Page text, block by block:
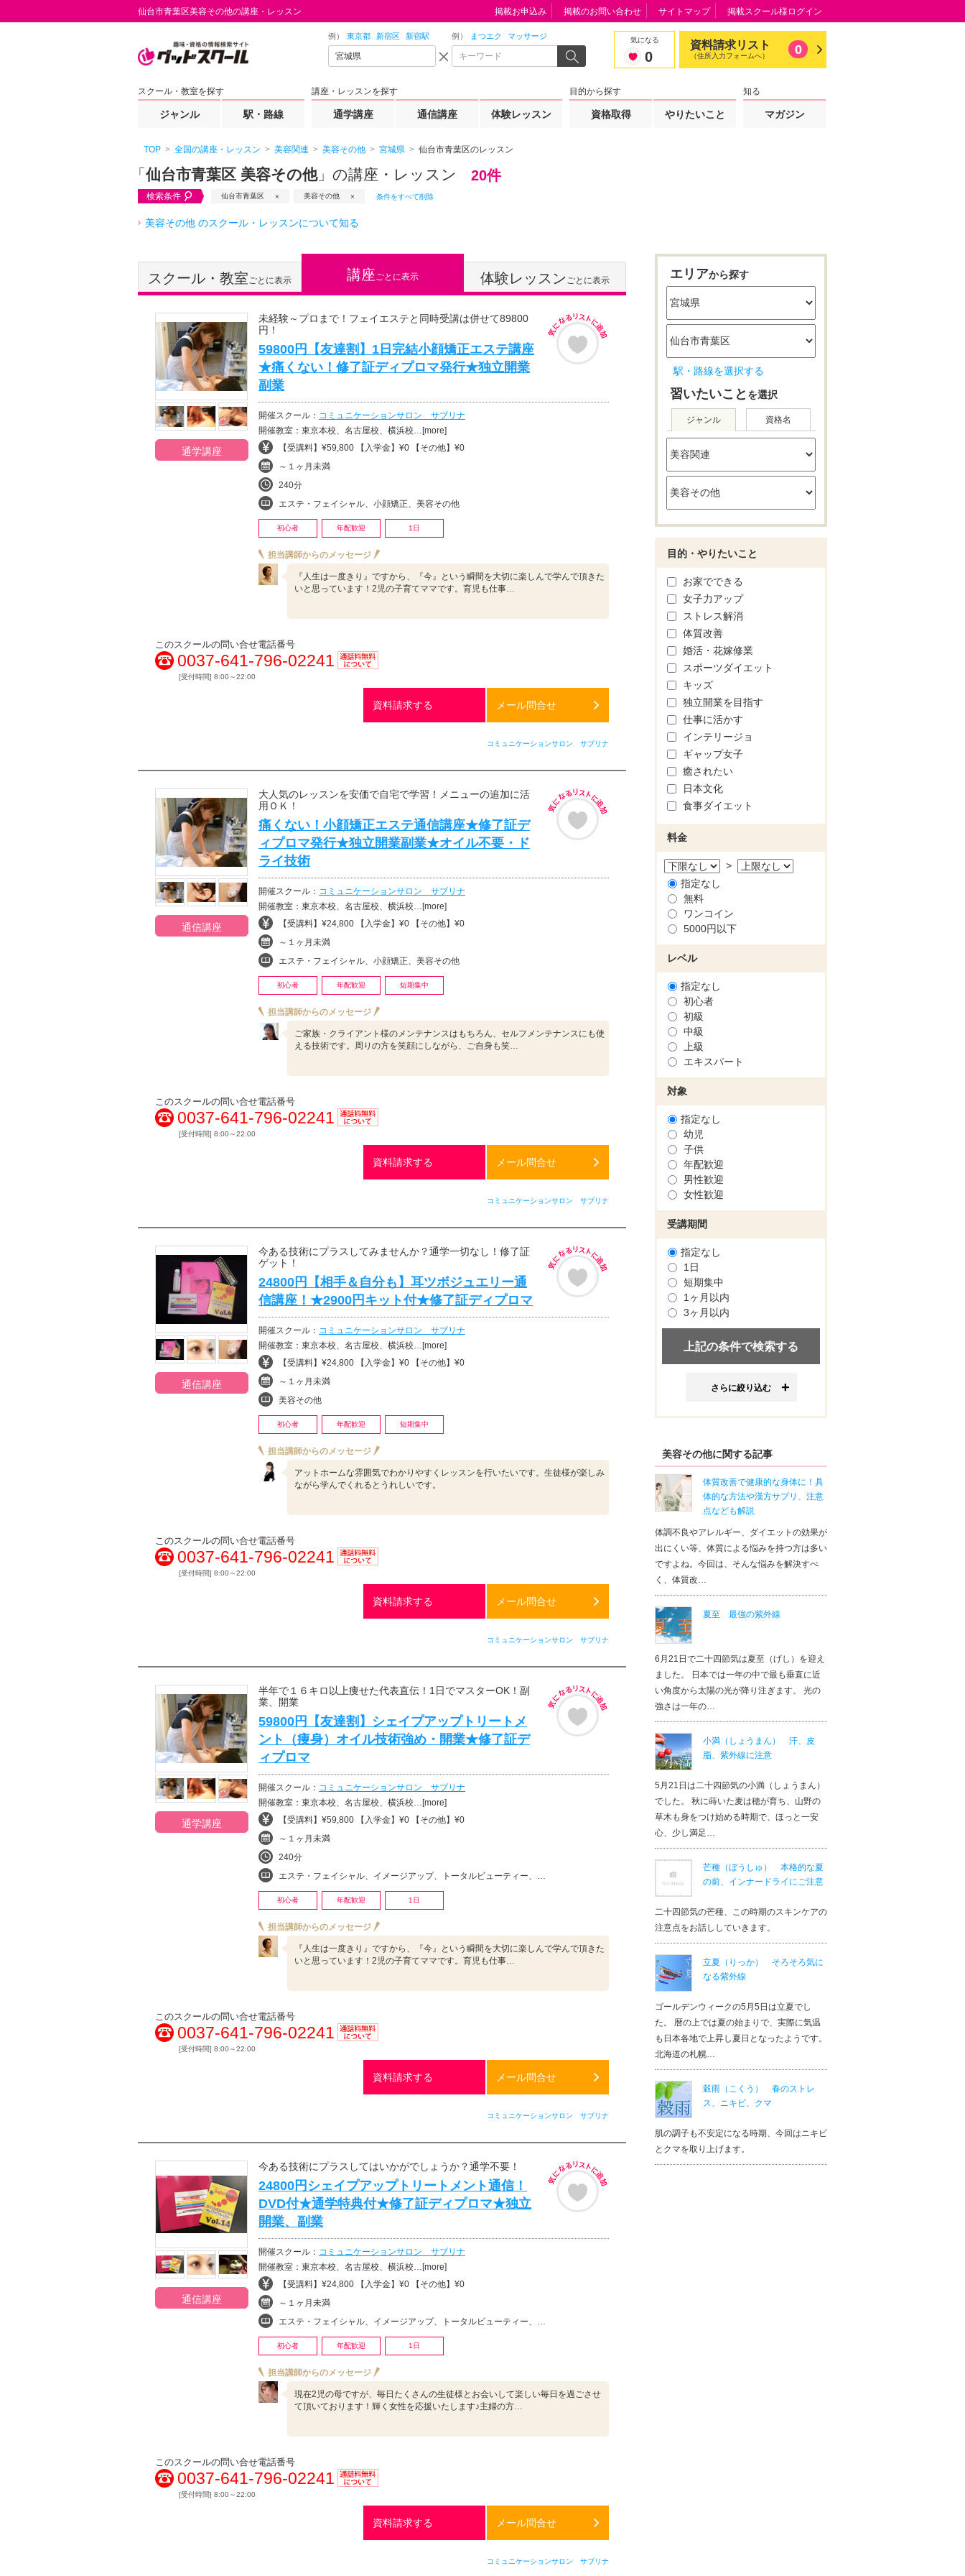
仙台市青葉区美容その他の講座・レッスン
例） 東京都 新宿区 新宿駅 例） まつエク マッサージ 気になる
0
資料請求リスト
（住所入力フォームへ） 0
スクール・教室を探す
ジャンル 駅・路線
講座・レッスンを探す
通学講座 通信講座 体験レッスン
目的から探す
資格取得 やりたいこと
知る
マガジン
掲載お申込み 掲載のお問い合わせ サイトマップ 掲載スクール様ログイン
TOP 全国の講座・レッスン 美容関連 美容その他 宮城県 仙台市青葉区のレッスン
「仙台市青葉区 美容その他」の講座・レッスン 20件
検索条件 仙台市青葉区 美容その他 条件をすべて削除
美容その他 のスクール・レッスンについて知る
スクール・教室ごとに表示 講座ごとに表示 体験レッスンごとに表示
通学講座
未経験～プロまで！フェイエステと同時受講は併せて89800
円！
59800円【友達割】1日完結小顔矯正エステ講座
★痛くない！修了証ディプロマ発行★独立開業
副業
開催スクール： コミュニケーションサロン サブリナ
開催教室：東京本校、名古屋校、横浜校…[more]
【受講料】¥59,800 【入学金】¥0 【その他】¥0
～１ヶ月未満
240分
エステ・フェイシャル、小顔矯正、美容その他
初心者 年配歓迎 1日
担当講師からのメッセージ
『人生は一度きり』ですから、『今』という瞬間を大切に楽しんで学んで頂きた
いと思っています！2児の子育てママです。育児も仕事…
このスクールの問い合せ電話番号
0037-641-796-02241
無料
[受付時間] 8:00～22:00
資料請求する メール問合せ
コミュニケーションサロン サブリナ
通信講座
大人気のレッスンを安価で自宅で学習！メニューの追加に活
用ＯＫ！
痛くない！小顔矯正エステ通信講座★修了証デ
ィプロマ発行★独立開業副業★オイル不要・ド
ライ技術
開催スクール： コミュニケーションサロン サブリナ
開催教室：東京本校、名古屋校、横浜校…[more]
【受講料】¥24,800 【入学金】¥0 【その他】¥0
～１ヶ月未満
エステ・フェイシャル、小顔矯正、美容その他
初心者 年配歓迎 短期集中
担当講師からのメッセージ
ご家族・クライアント様のメンテナンスはもちろん、セルフメンテナンスにも使
える技術です。周りの方を笑顔にしながら、ご自身も笑…
このスクールの問い合せ電話番号
0037-641-796-02241
無料
[受付時間] 8:00～22:00
資料請求する メール問合せ
コミュニケーションサロン サブリナ
通信講座
今ある技術にプラスしてみませんか？通学一切なし！修了証
ゲット！
24800円【相手＆自分も】耳ツボジュエリー通
信講座！★2900円キット付★修了証ディプロマ
開催スクール： コミュニケーションサロン サブリナ
開催教室：東京本校、名古屋校、横浜校…[more]
【受講料】¥24,800 【入学金】¥0 【その他】¥0
～１ヶ月未満
美容その他
初心者 年配歓迎 短期集中
担当講師からのメッセージ
アットホームな雰囲気でわかりやすくレッスンを行いたいです。生徒様が楽しみ
ながら学んでくれるとうれしいです。
このスクールの問い合せ電話番号
0037-641-796-02241
無料
[受付時間] 8:00～22:00
資料請求する メール問合せ
コミュニケーションサロン サブリナ
通学講座
半年で１６キロ以上痩せた代表直伝！1日でマスターOK！副
業、開業
59800円【友達割】シェイプアップトリートメ
ント（痩身）オイル技術強め・開業★修了証デ
ィプロマ
開催スクール： コミュニケーションサロン サブリナ
開催教室：東京本校、名古屋校、横浜校…[more]
【受講料】¥59,800 【入学金】¥0 【その他】¥0
～１ヶ月未満
240分
エステ・フェイシャル、イメージアップ、トータルビューティー、美容その他
初心者 年配歓迎 1日
担当講師からのメッセージ
『人生は一度きり』ですから、『今』という瞬間を大切に楽しんで学んで頂きた
いと思っています！2児の子育てママです。育児も仕事…
このスクールの問い合せ電話番号
0037-641-796-02241
無料
[受付時間] 8:00～22:00
資料請求する メール問合せ
コミュニケーションサロン サブリナ
通信講座
今ある技術にプラスしてはいかがでしょうか？通学不要！
24800円シェイプアップトリートメント通信！
DVD付★通学特典付★修了証ディプロマ★独立
開業、副業
開催スクール： コミュニケーションサロン サブリナ
開催教室：東京本校、名古屋校、横浜校…[more]
【受講料】¥24,800 【入学金】¥0 【その他】¥0
～１ヶ月未満
エステ・フェイシャル、イメージアップ、トータルビューティー、美容その他
初心者 年配歓迎 1日
担当講師からのメッセージ
現在2児の母ですが、毎日たくさんの生徒様とお会いして楽しい毎日を過ごさせ
て頂いております！輝く女性を応援いたします♪主婦の方…
このスクールの問い合せ電話番号
0037-641-796-02241
無料
[受付時間] 8:00～22:00
資料請求する メール問合せ
コミュニケーションサロン サブリナ
エリアから探す
駅・路線を選択する
習いたいこと を選択
ジャンル 資格名
目的・やりたいこと
お家でできる
女子力アップ
ストレス解消
体質改善
婚活・花嫁修業
スポーツダイエット
キッズ
独立開業を目指す
仕事に活かす
インテリージョ
ギャップ女子
癒されたい
日本文化
食事ダイエット
料金
>
指定なし
無料
ワンコイン
5000円以下
レベル
指定なし
初心者
初級
中級
上級
エキスパート
対象
指定なし
幼児
子供
年配歓迎
男性歓迎
女性歓迎
受講期間
指定なし
1日
短期集中
1ヶ月以内
3ヶ月以内
さらに絞り込む
美容その他に関する記事
体質改善で健康的な身体に！具
体的な方法や漢方サプリ、注意
点なども解説
体調不良やアレルギー、ダイエットの効果が
出にくい等、体質による悩みを持つ方は多い
ですよね。今回は、そんな悩みを解決すべ
く、体質改…
夏至 最強の紫外線
6月21日で二十四節気は夏至（げし）を迎え
ました。 日本では一年の中で最も垂直に近
い角度から太陽の光が降り注ぎます。 光の
強さは一年の…
小満（しょうまん） 汗、皮
脂、紫外線に注意
5月21日は二十四節気の小満（しょうまん）
でした。 秋に蒔いた麦は穂が育ち、山野の
草木も身をつけ始める時期で、ほっと一安
心、少し満足…
芒種（ぼうしゅ） 本格的な夏
の前、インナードライにご注意
二十四節気の芒種、この時期のスキンケアの
注意点をお話ししていきます。
立夏（りっか） そろそろ気に
なる紫外線
ゴールデンウィークの5月5日は立夏でし
た。 暦の上では夏の始まりで、実際に気温
も日本各地で上昇し夏日となったようです。
北海道の札幌…
穀雨（こくう） 春のストレ
ス、ニキビ、クマ
肌の調子も不安定になる時期、今回はニキビ
とクマを取り上げます。